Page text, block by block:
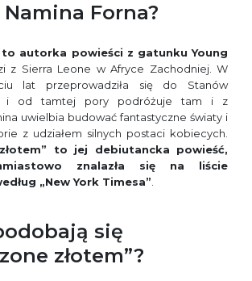
Forna?
to autorka powieści z gatunku Young
z Sierra Leone w Afryce Zachodniej. W
lat przeprowadziła się do Stanów
i od tamtej pory podróżuje tam i z
uwielbia budować fantastyczne światy i
z udziałem silnych postaci kobiecych.
złotem” to jej debiutancka powieść,
znalazła się na liście
„New York Timesa”
się
złotem”?